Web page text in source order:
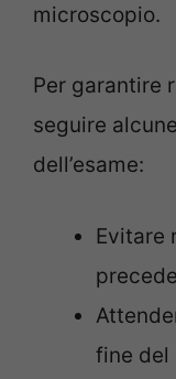
microscopio.
Per garantire
seguire
dell’esame:
Evitare
fine del